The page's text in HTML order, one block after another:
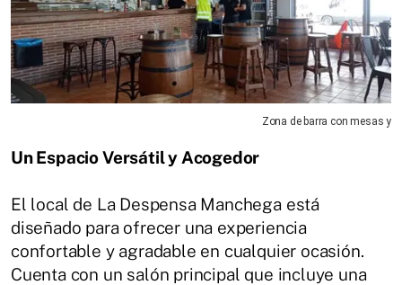
Zona de barra con mesas y
Un Espacio Versátil y Acogedor
El local de La Despensa Manchega está
diseñado para ofrecer una experiencia
confortable y agradable en cualquier ocasión.
Cuenta con un salón principal que incluye una